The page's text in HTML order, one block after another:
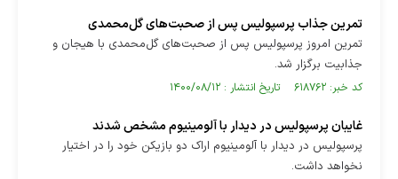
تمرین جذاب پرسپولیس پس از صحبت‌های گل‌محمدی
تمرین امروز پرسپولیس پس از صحبت‌های گل‌محمدی با هیجان و
جذابیت برگزار شد.
کد خبر: ۶۱۸۷۶۲ تاریخ انتشار : ۱۴۰۰/۰۸/۱۲
غایبان پرسپولیس در دیدار با آلومینیوم مشخص شدند
پرسپولیس در دیدار با آلومینیوم اراک دو بازیکن خود را در اختیار
نخواهد داشت.